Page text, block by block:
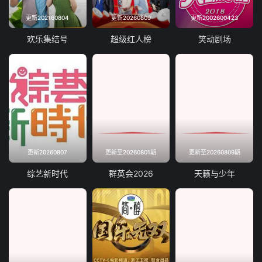
20240703 20240710
20240717 20240724
20240828
20240918
20241002
20241016 20241030
更新202160804
欢乐集结号
更新20260809
超级红人榜
更新2002600423
笑动剧场
更新20260807
综艺新时代
更新至20260801期
群英会2026
更新至20260809期
天籁与少年